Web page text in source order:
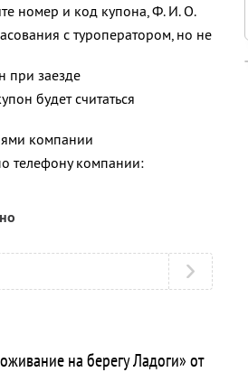
номер и код купона,Ф. И. О.
с туроператором, но не
при заезде
будет считаться
компании
телефону компании:
на берегу Ладоги» от